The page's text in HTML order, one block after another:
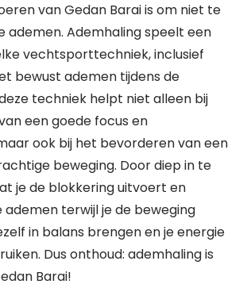
van Gedan Barai is om niet te
ademen. Ademhaling speelt een
vechtsporttechniek, inclusief
bewust ademen tijdens de
techniek helpt niet alleen bij
een goede focus en
ook bij het bevorderen van een
beweging. Door diep in te
je de blokkering uitvoert en
ademen terwijl je de beweging
in balans brengen en je energie
Dus onthoud: ademhaling is
Barai!